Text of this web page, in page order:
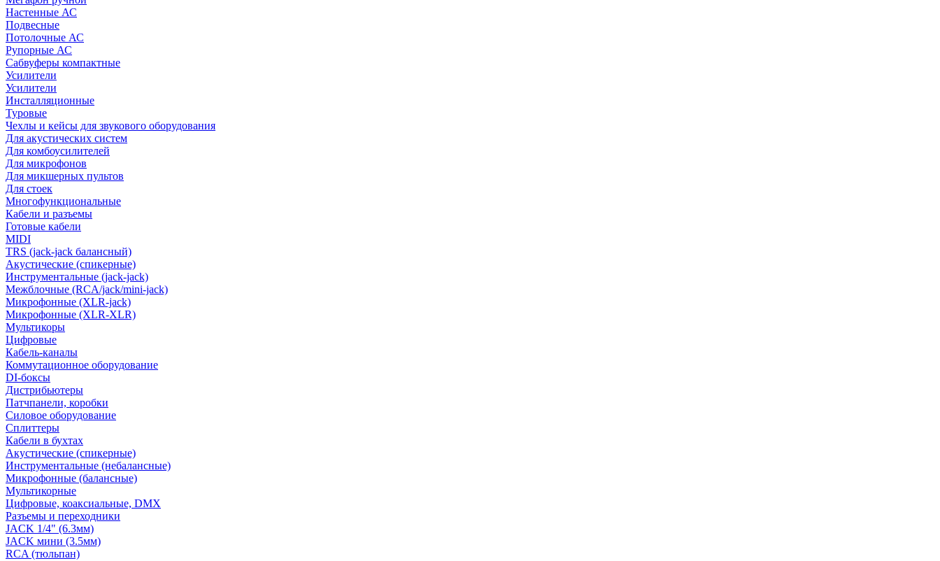
Настенные АС
Подвесные
Потолочные АС
Рупорные АС
Сабвуферы компактные
Усилители
Усилители
Инсталляционные
Туровые
Чехлы и кейсы для звукового оборудования
Для акустических систем
Для комбоусилителей
Для микрофонов
Для микшерных пультов
Для стоек
Многофункциональные
Кабели и разъемы
Готовые кабели
MIDI
TRS (jack-jack балансный)
Акустические (спикерные)
Инструментальные (jack-jack)
Межблочные (RCA/jack/mini-jack)
Микрофонные (XLR-jack)
Микрофонные (XLR-XLR)
Мультикоры
Цифровые
Кабель-каналы
Коммутационное оборудование
DI-боксы
Дистрибьютеры
Патчпанели, коробки
Силовое оборудование
Сплиттеры
Кабели в бухтах
Акустические (спикерные)
Инструментальные (небалансные)
Микрофонные (балансные)
Мультикорные
Цифровые, коаксиальные, DMX
Разъемы и переходники
JACK 1/4" (6.3мм)
JACK мини (3.5мм)
RCA (тюльпан)